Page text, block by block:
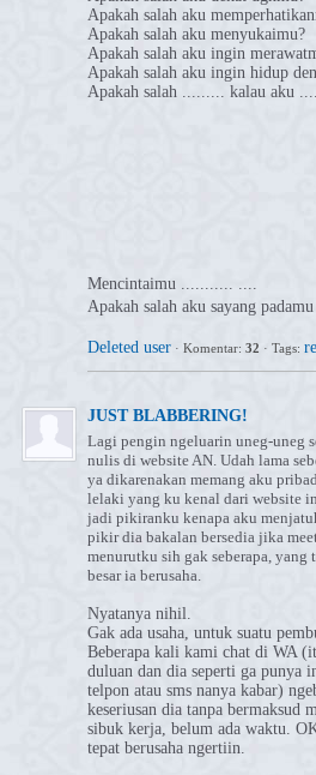
Apakah salah aku
Apakah salah aku menyukaimu?
Apakah salah aku ingin
Apakah salah aku ingin hidup
Apakah salah ......... kalau aku
Mencintaimu ........... ....
Apakah salah aku sayang
Deleted user · Komentar: 32 · Tags:
JUST BLABBERING!
Lagi pengin ngeluarin uneg-uneg
nulis di website AN. Udah lama
ya dikarenakan memang aku
lelaki yang ku kenal dari website
jadi pikiranku kenapa aku
pikir dia bakalan bersedia jika
menurutku sih gak seberapa, yang
besar ia berusaha.
Nyatanya nihil.
Gak ada usaha, untuk suatu
Beberapa kali kami chat di WA
duluan dan dia seperti ga punya
telpon atau sms nanya kabar)
keseriusan dia tanpa bermaksud
sibuk kerja, belum ada waktu.
tepat berusaha ngertiin.